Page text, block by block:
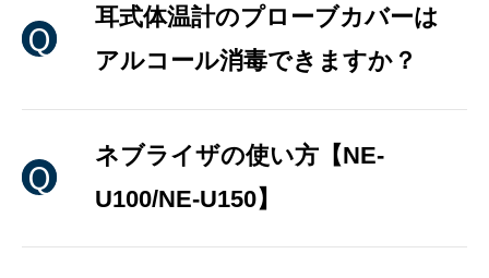
耳式体温計のプローブカバーは
アルコール消毒できますか？
ネブライザの使い方【NE-
U100/NE-U150】